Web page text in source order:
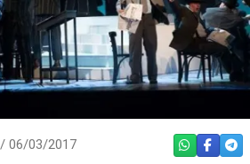
06/03/2017 WHATSAPP